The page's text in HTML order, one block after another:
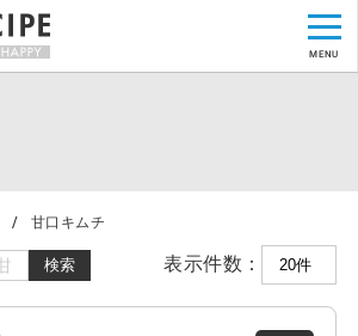
甘口キムチ
検索 表示件数：